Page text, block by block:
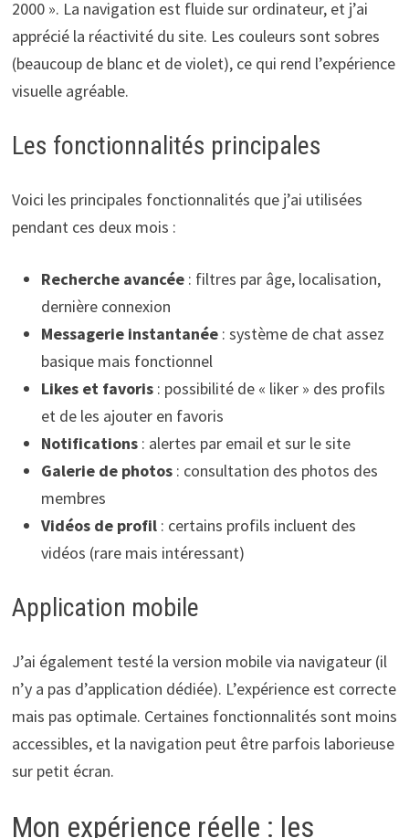
2000 ». La navigation est fluide sur ordinateur, et j’ai
apprécié la réactivité du site. Les couleurs sont sobres
(beaucoup de blanc et de violet), ce qui rend l’expérience
visuelle agréable.
Les fonctionnalités principales
Voici les principales fonctionnalités que j’ai utilisées
pendant ces deux mois :
Recherche avancée: filtres par âge, localisation,
dernière connexion
Messagerie instantanée: système de chat assez
basique mais fonctionnel
Likes et favoris: possibilité de « liker » des profils
et de les ajouter en favoris
Notifications: alertes par email et sur le site
Galerie de photos: consultation des photos des
membres
Vidéos de profil: certains profils incluent des
vidéos (rare mais intéressant)
Application mobile
J’ai également testé la version mobile via navigateur (il
n’y a pas d’application dédiée). L’expérience est correcte
mais pas optimale. Certaines fonctionnalités sont moins
accessibles, et la navigation peut être parfois laborieuse
sur petit écran.
Mon expérience réelle : les